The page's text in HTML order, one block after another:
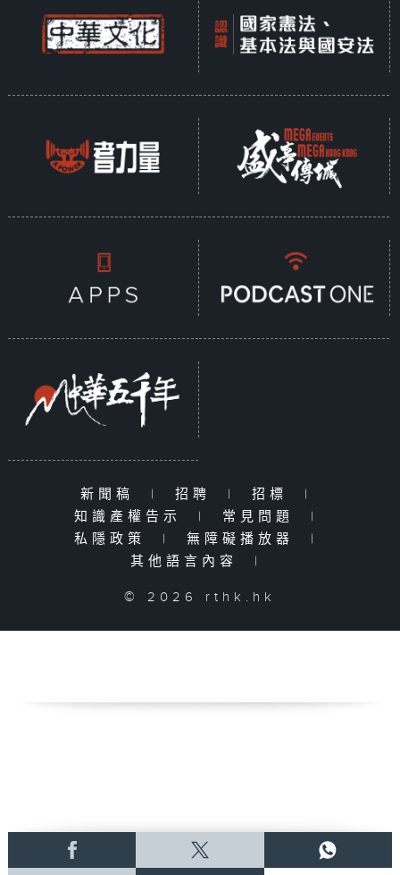
新聞稿 | 招聘 | 招標
|
知識產權告示
| 常見問題
|
私隱政策
| 無障礙播放器
|
其他語言內容
|
© 2026 rthk.hk